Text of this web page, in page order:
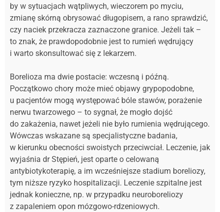
by w sytuacjach wątpliwych, wieczorem po myciu,
zmianę skórną obrysować długopisem, a rano sprawdzić,
czy naciek przekracza zaznaczone granice. Jeżeli tak –
to znak, że prawdopodobnie jest to rumień wędrujący
i warto skonsultować się z lekarzem.
Borelioza ma dwie postacie: wczesną i późną.
Początkowo chory może mieć objawy grypopodobne,
u pacjentów mogą występować bóle stawów, porażenie
nerwu twarzowego – to sygnał, że mogło dojść
do zakażenia, nawet jeżeli nie było rumienia wędrującego.
Wówczas wskazane są specjalistyczne badania,
w kierunku obecności swoistych przeciwciał. Leczenie, jak
wyjaśnia dr Stępień, jest oparte o celowaną
antybiotykoterapię, a im wcześniejsze stadium boreliozy,
tym niższe ryzyko hospitalizacji. Leczenie szpitalne jest
jednak konieczne, np. w przypadku neuroboreliozy
z zapaleniem opon mózgowo-rdzeniowych.